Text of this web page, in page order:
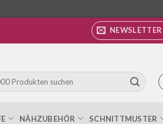
NEWSLETTER
NÄHZUBEHÖR SCHNITTMUSTER